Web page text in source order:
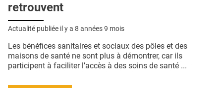
retrouvent
Actualité publiée il y a 8 années 9 mois
Les bénéfices sanitaires et sociaux des pôles et des
maisons de santé ne sont plus à démontrer, car ils
participent à faciliter l’accès à des soins de santé ...